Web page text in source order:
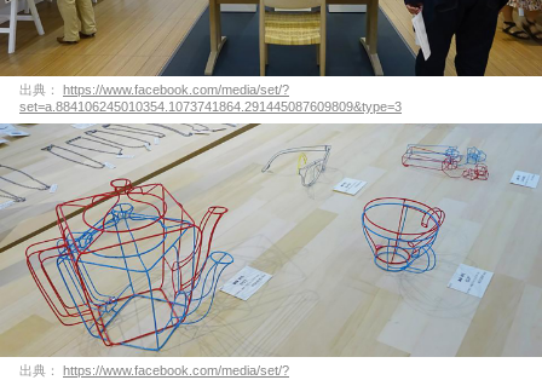
出典：
https://www.facebook.com/media/set/?
set=a.884106245010354.1073741864.291445087609809&type=3
出典：
https://www.facebook.com/media/set/?